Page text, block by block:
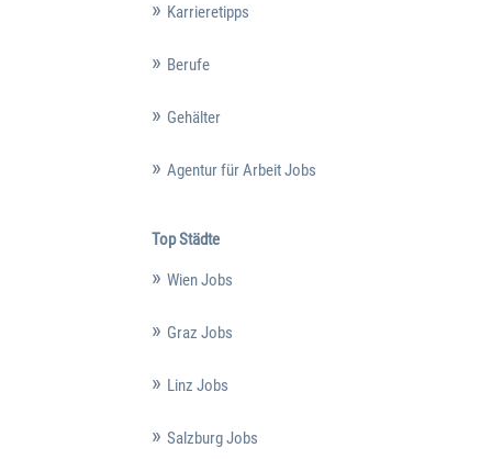
Karrieretipps
Berufe
Gehälter
Agentur für Arbeit Jobs
Top Städte
Wien Jobs
Graz Jobs
Linz Jobs
Salzburg Jobs